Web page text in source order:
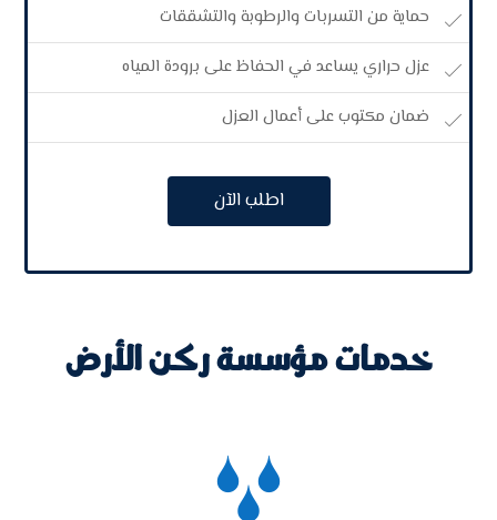
حماية من التسربات والرطوبة والتشققات
عزل حراري يساعد في الحفاظ على برودة المياه
ضمان مكتوب على أعمال العزل
اطلب الآن
خدمات مؤسسة ركن الأرض
